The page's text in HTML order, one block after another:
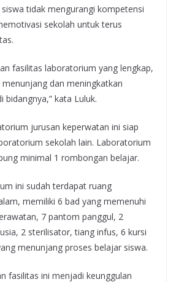
tidak mengurangi kompetensi
sekolah untuk terus
fasilitas laboratorium yang lengkap,
dan meningkatkan
bidangnya,” kata Luluk.
jurusan keperwatan ini siap
sekolah lain. Laboratorium
minimal 1 rombongan belajar.
ini sudah terdapat ruang
memiliki 6 bad yang memenuhi
7 pantom panggul, 2
2 sterilisator, tiang infus, 6 kursi
menunjang proses belajar siswa.
fasilitas ini menjadi keunggulan